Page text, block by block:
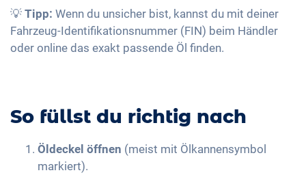
💡 Tipp: Wenn du unsicher bist, kannst du mit deiner
Fahrzeug-Identifikationsnummer (FIN) beim Händler
oder online das exakt passende Öl finden.
So füllst du richtig nach
Öldeckel öffnen (meist mit Ölkannensymbol
markiert).